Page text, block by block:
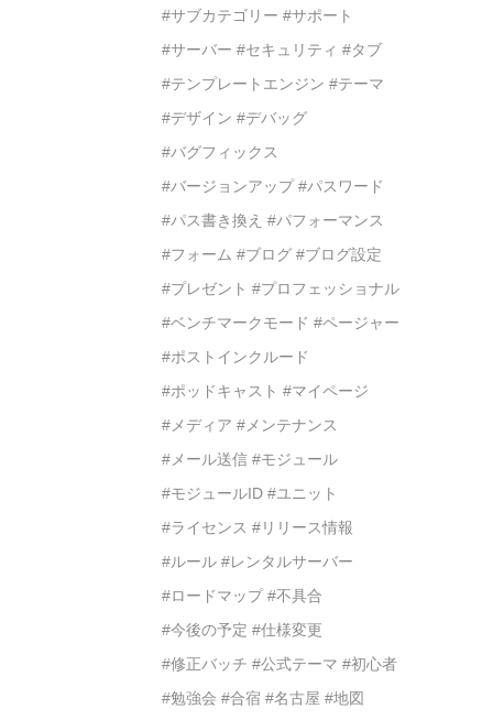
#サブカテゴリー #サポート
#サーバー #セキュリティ #タブ
#テンプレートエンジン #テーマ
#デザイン #デバッグ
#バグフィックス
#バージョンアップ #パスワード
#パス書き換え #パフォーマンス
#フォーム #ブログ #ブログ設定
#プレゼント #プロフェッショナル
#ベンチマークモード #ページャー
#ポストインクルード
#ポッドキャスト #マイページ
#メディア #メンテナンス
#メール送信 #モジュール
#モジュールID #ユニット
#ライセンス #リリース情報
#ルール #レンタルサーバー
#ロードマップ #不具合
#今後の予定 #仕様変更
#修正バッチ #公式テーマ #初心者
#勉強会 #合宿 #名古屋 #地図